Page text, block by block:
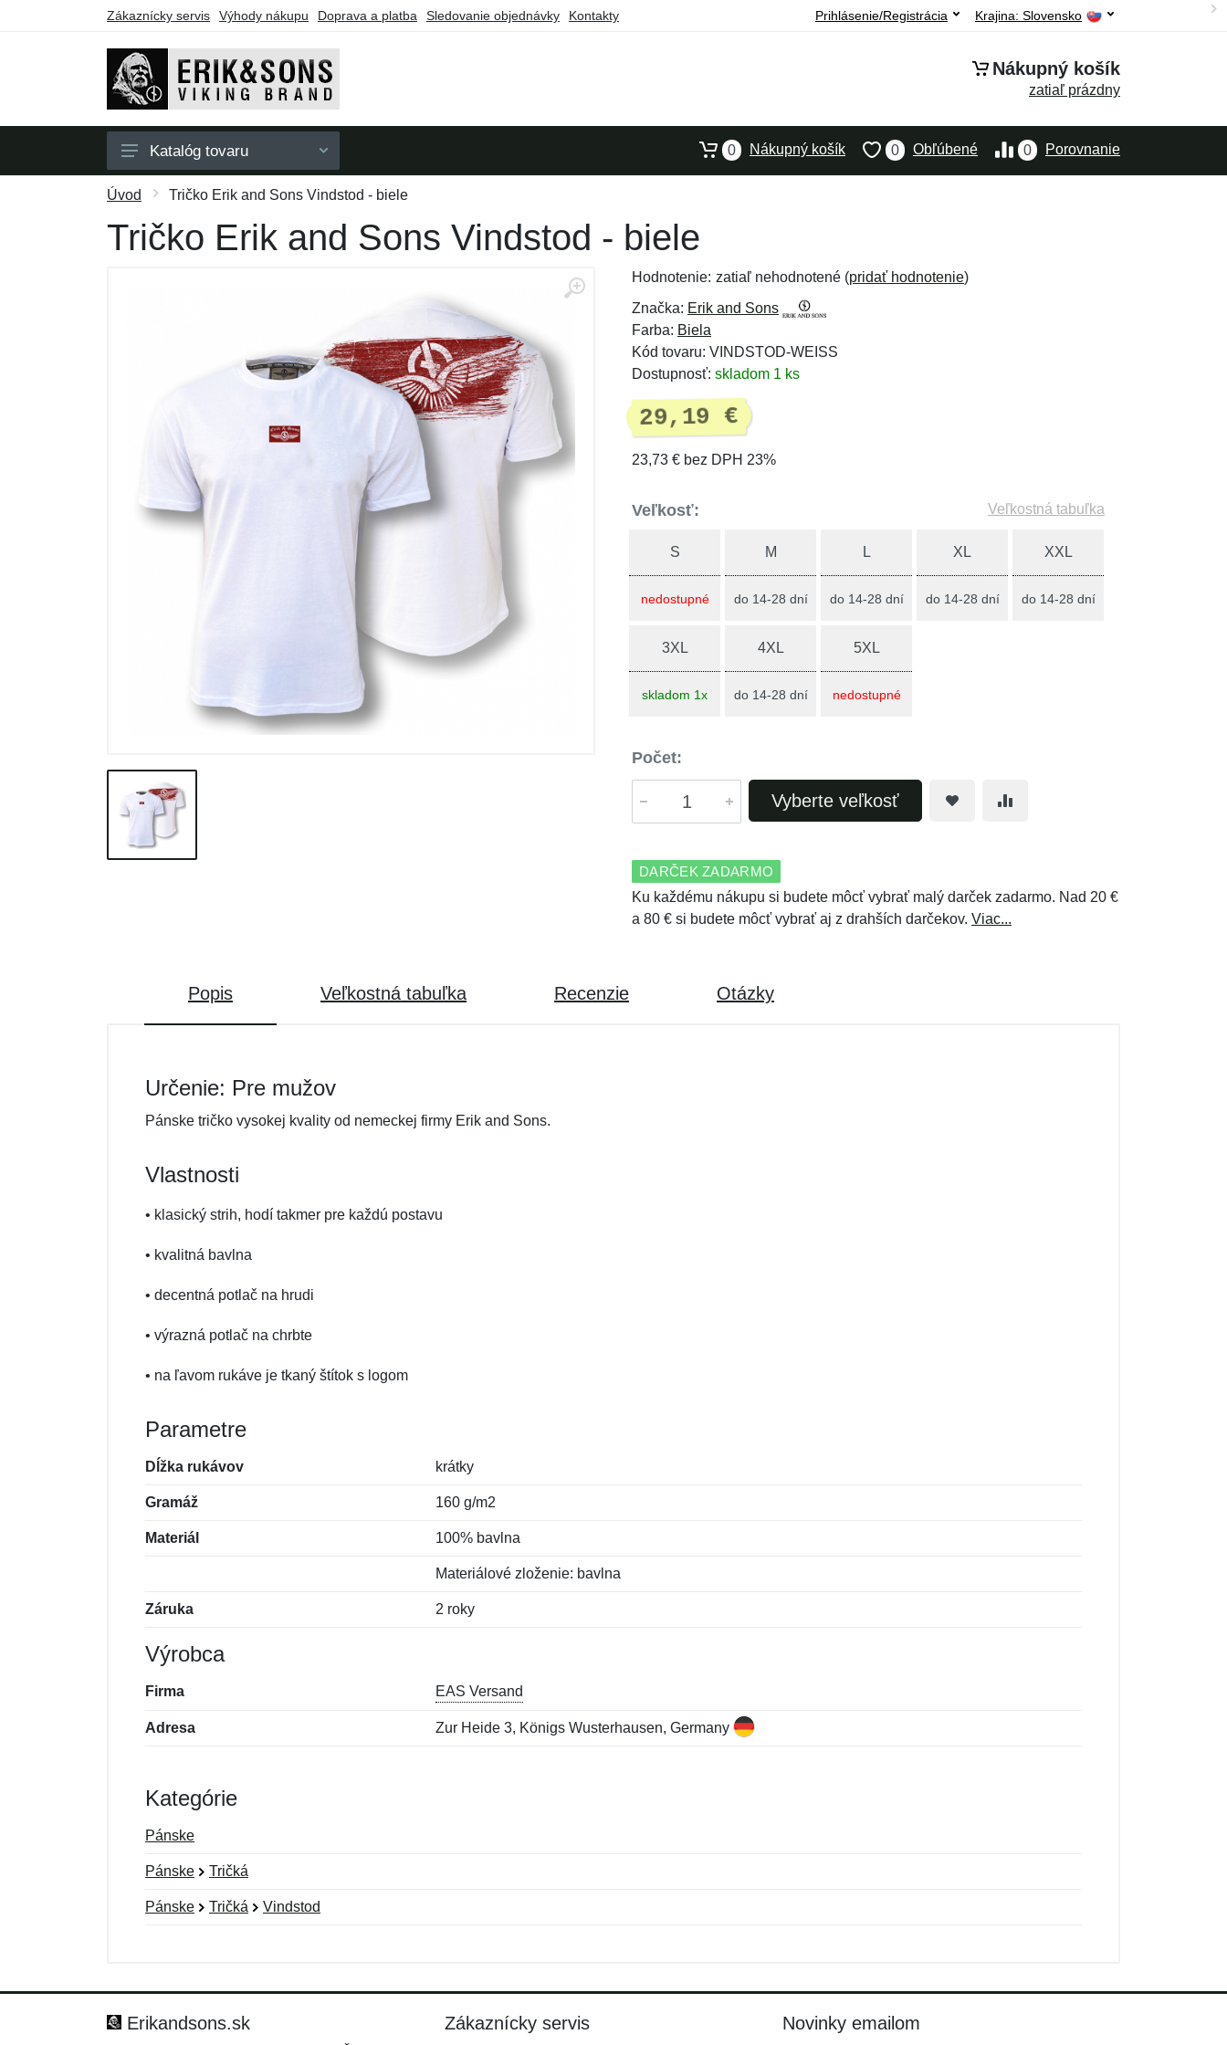
Zákaznícky servis Výhody nákupu Doprava a platba Sledovanie objednávky Kontakty Krajina: Slovensko
Prihlásenie/Registrácia
Nákupný košík
zatiaľ prázdny
Pánske
Dámske
Katalóg tovaru 0 Porovnanie
0 Obľúbené
0 Nákupný košík
Úvod Tričko Erik and Sons Vindstod - biele
Tričko Erik and Sons Vindstod - biele
Hodnotenie: zatiaľ nehodnotené (pridať hodnotenie)
Značka: Erik and Sons
Farba: Biela
Kód tovaru: VINDSTOD-WEISS
Dostupnosť: skladom 1 ks
29,19 €
23,73 € bez DPH 23%
Veľkosť: Veľkostná tabuľka
S
nedostupné
M
do 14-28 dní
L
do 14-28 dní
XL
do 14-28 dní
XXL
do 14-28 dní
3XL
skladom 1x
4XL
do 14-28 dní
5XL
nedostupné
Počet:
Vyberte veľkosť
DARČEK ZADARMO
Ku každému nákupu si budete môcť vybrať malý darček zadarmo. Nad 20 €
a 80 € si budete môcť vybrať aj z drahších darčekov. Viac...
Popis Veľkostná tabuľka Recenzie Otázky
Určenie: Pre mužov
Pánske tričko vysokej kvality od nemeckej firmy Erik and Sons.
Vlastnosti
• klasický strih, hodí takmer pre každú postavu
• kvalitná bavlna
• decentná potlač na hrudi
• výrazná potlač na chrbte
• na ľavom rukáve je tkaný štítok s logom
Parametre
Dĺžka rukávov krátky
Gramáž 160 g/m2
Materiál 100% bavlna
Materiálové zloženie: bavlna
Záruka 2 roky
Výrobca
Firma EAS Versand
Adresa Zur Heide 3, Königs Wusterhausen, Germany
Kategórie
Pánske
Pánske Tričká
Pánske Tričká Vindstod
Erikandsons.sk Zákaznícky servis Novinky emailom